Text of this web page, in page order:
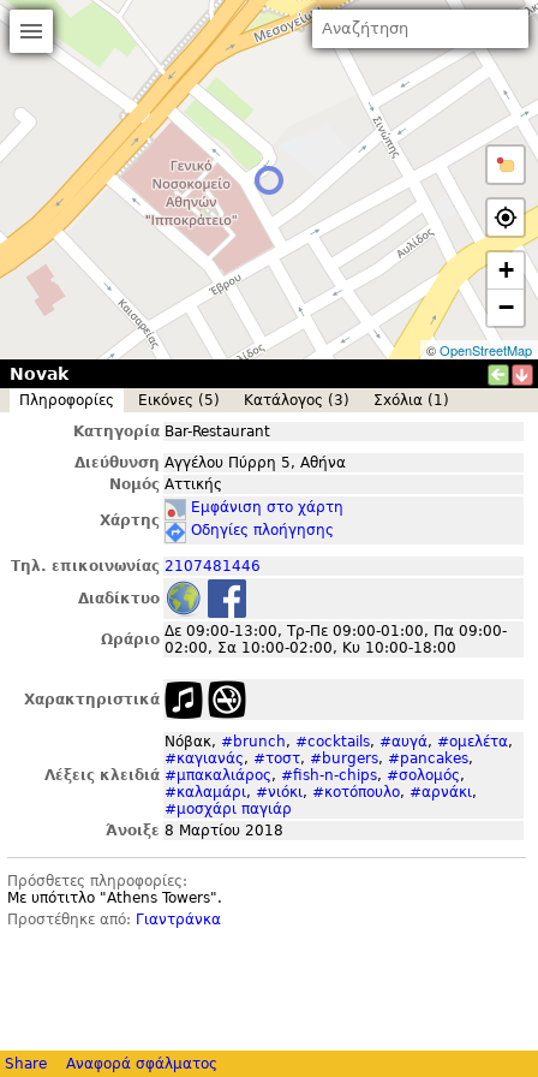
+
−
©OpenStreetMap
Novak
Πληροφορίες Εικόνες (5) Κατάλογος (3)
Σxόλια (1)
Κατηγορία Bar-Restaurant
Διεύθυνση Αγγέλου Πύρρη 5, Αθήνα
Νομός Αττικής
Χάρτης
Εμφάνιση στο χάρτη
Οδηγίες πλοήγησης
Τηλ. επικοινωνίας 2107481446
Διαδίκτυο
Ωράριο Δε 09:00-13:00, Τρ-Πε 09:00-01:00, Πα 09:00-
02:00, Σα 10:00-02:00, Κυ 10:00-18:00
Χαρακτηριστικά
Λέξεις κλειδιά
Νόβακ, #brunch, #cocktails, #αυγά, #ομελέτα,
#καγιανάς, #τοστ, #burgers, #pancakes,
#μπακαλιάρος, #fish-n-chips, #σολομός,
#καλαμάρι, #νιόκι, #κοτόπουλο, #αρνάκι,
#μοσχάρι παγιάρ
Άνοιξε 8 Μαρτίου 2018
Πρόσθετες πληροφορίες:
Με υπότιτλο "Athens Towers".
Προστέθηκε από: Γιαντράνκα
Share Αναφορά σφάλματος